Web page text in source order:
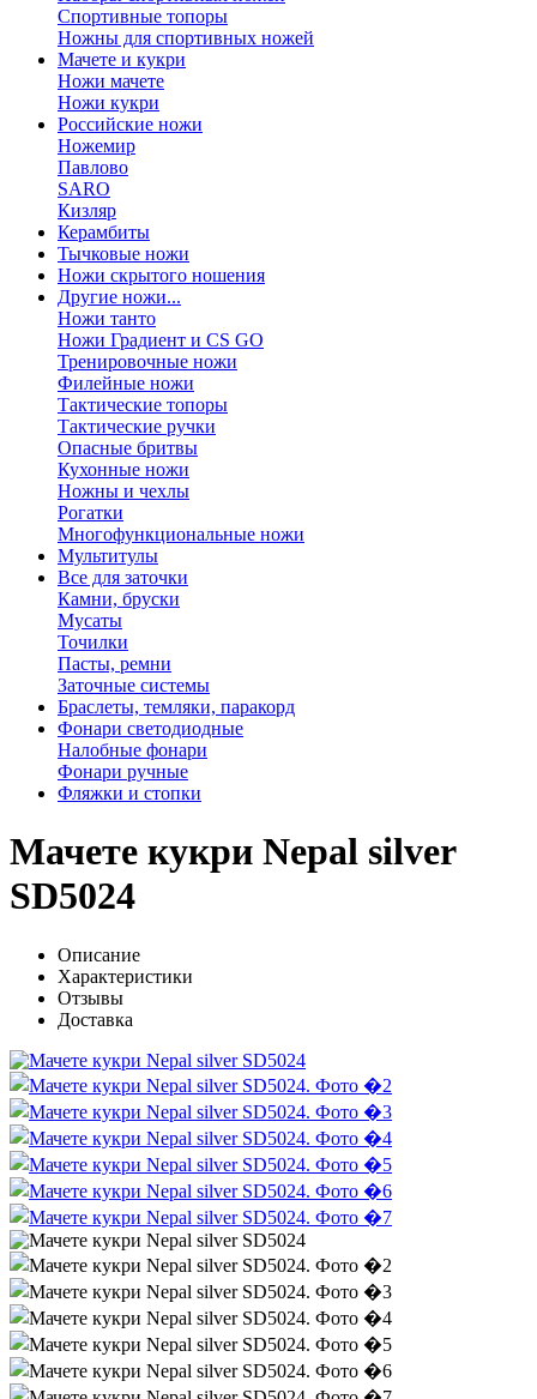
Спортивные топоры
Ножны для спортивных ножей
Мачете и кукри
Ножи мачете
Ножи кукри
Российские ножи
Ножемир
Павлово
SARO
Кизляр
Керамбиты
Тычковые ножи
Ножи скрытого ношения
Другие ножи...
Ножи танто
Ножи Градиент и CS GO
Тренировочные ножи
Филейные ножи
Тактические топоры
Тактические ручки
Опасные бритвы
Кухонные ножи
Ножны и чехлы
Рогатки
Многофункциональные ножи
Мультитулы
Все для заточки
Камни, бруски
Мусаты
Точилки
Пасты, ремни
Заточные системы
Браслеты, темляки, паракорд
Фонари светодиодные
Налобные фонари
Фонари ручные
Фляжки и стопки
Мачете кукри Nepal silver
SD5024
Описание
Характеристики
Отзывы
Доставка